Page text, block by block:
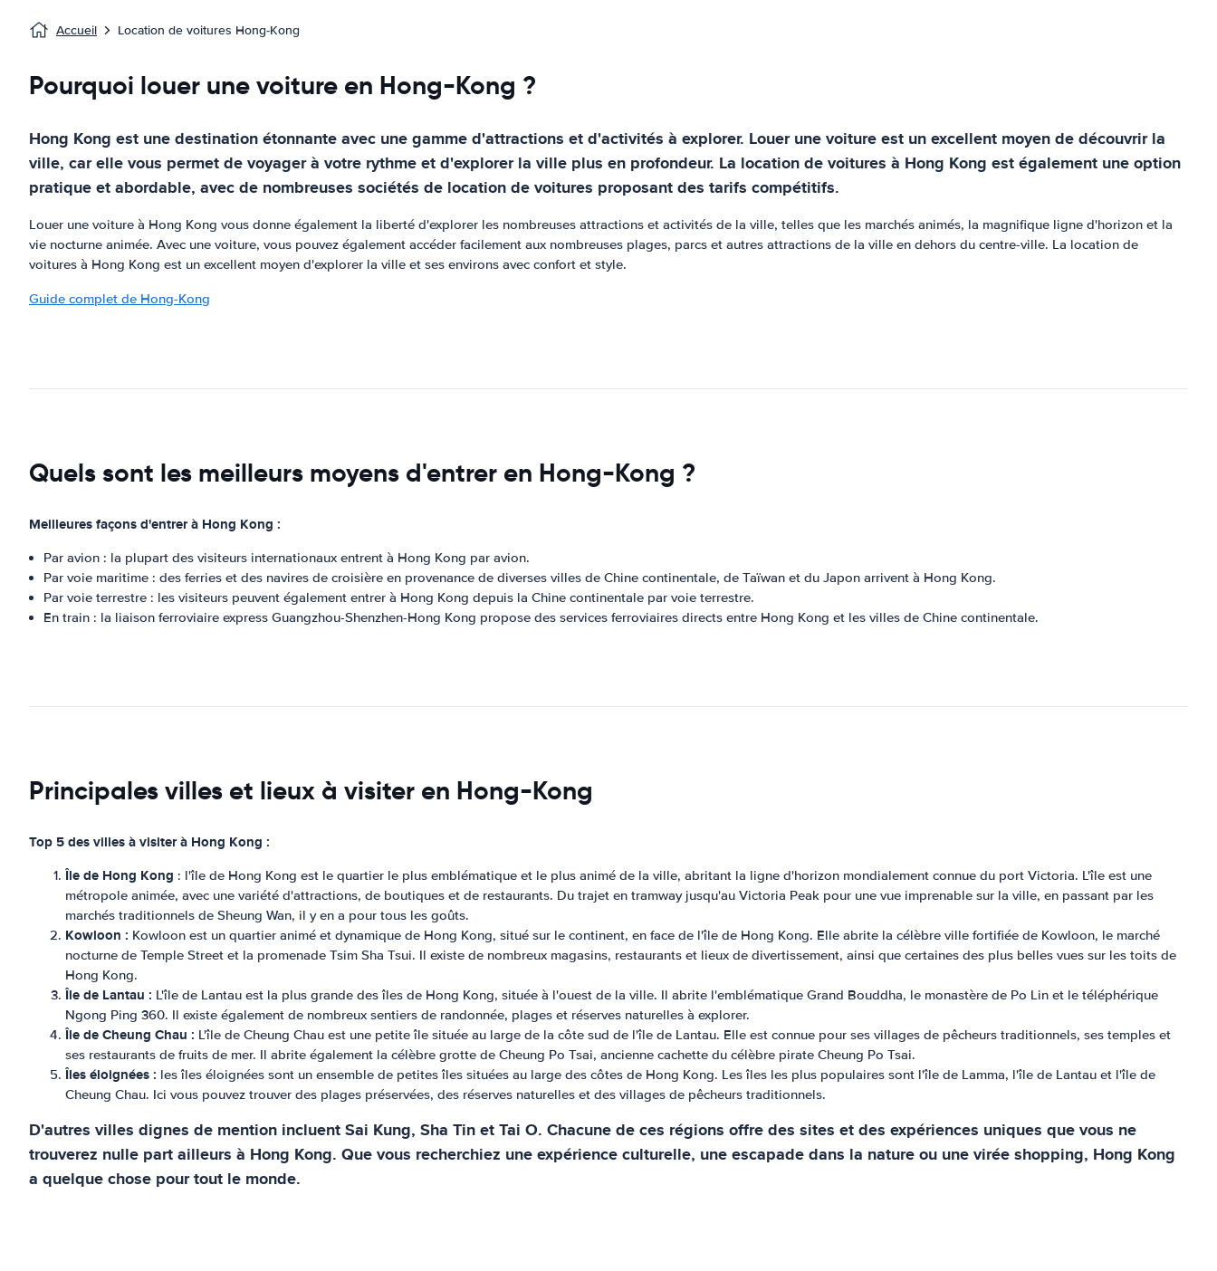
Accueil Location de voitures Hong-Kong
Pourquoi louer une voiture en Hong-Kong ?
Hong Kong est une destination étonnante avec une gamme d'attractions et d'activités à explorer. Louer une voiture est un excellent moyen de découvrir la
ville, car elle vous permet de voyager à votre rythme et d'explorer la ville plus en profondeur. La location de voitures à Hong Kong est également une option
pratique et abordable, avec de nombreuses sociétés de location de voitures proposant des tarifs compétitifs.
Louer une voiture à Hong Kong vous donne également la liberté d'explorer les nombreuses attractions et activités de la ville, telles que les marchés animés, la magnifique ligne d'horizon et la
vie nocturne animée. Avec une voiture, vous pouvez également accéder facilement aux nombreuses plages, parcs et autres attractions de la ville en dehors du centre-ville. La location de
voitures à Hong Kong est un excellent moyen d'explorer la ville et ses environs avec confort et style.
Guide complet de Hong-Kong
Quels sont les meilleurs moyens d'entrer en Hong-Kong ?
Meilleures façons d'entrer à Hong Kong :
Par avion : la plupart des visiteurs internationaux entrent à Hong Kong par avion.
Par voie maritime : des ferries et des navires de croisière en provenance de diverses villes de Chine continentale, de Taïwan et du Japon arrivent à Hong Kong.
Par voie terrestre : les visiteurs peuvent également entrer à Hong Kong depuis la Chine continentale par voie terrestre.
En train : la liaison ferroviaire express Guangzhou-Shenzhen-Hong Kong propose des services ferroviaires directs entre Hong Kong et les villes de Chine continentale.
Principales villes et lieux à visiter en Hong-Kong
Top 5 des villes à visiter à Hong Kong :
Île de Hong Kong : l'île de Hong Kong est le quartier le plus emblématique et le plus animé de la ville, abritant la ligne d'horizon mondialement connue du port Victoria. L'île est une
métropole animée, avec une variété d'attractions, de boutiques et de restaurants. Du trajet en tramway jusqu'au Victoria Peak pour une vue imprenable sur la ville, en passant par les
marchés traditionnels de Sheung Wan, il y en a pour tous les goûts.
Kowloon : Kowloon est un quartier animé et dynamique de Hong Kong, situé sur le continent, en face de l'île de Hong Kong. Elle abrite la célèbre ville fortifiée de Kowloon, le marché
nocturne de Temple Street et la promenade Tsim Sha Tsui. Il existe de nombreux magasins, restaurants et lieux de divertissement, ainsi que certaines des plus belles vues sur les toits de
Hong Kong.
Île de Lantau : L'île de Lantau est la plus grande des îles de Hong Kong, située à l'ouest de la ville. Il abrite l'emblématique Grand Bouddha, le monastère de Po Lin et le téléphérique
Ngong Ping 360. Il existe également de nombreux sentiers de randonnée, plages et réserves naturelles à explorer.
Île de Cheung Chau : L'île de Cheung Chau est une petite île située au large de la côte sud de l'île de Lantau. Elle est connue pour ses villages de pêcheurs traditionnels, ses temples et
ses restaurants de fruits de mer. Il abrite également la célèbre grotte de Cheung Po Tsai, ancienne cachette du célèbre pirate Cheung Po Tsai.
Îles éloignées : les îles éloignées sont un ensemble de petites îles situées au large des côtes de Hong Kong. Les îles les plus populaires sont l'île de Lamma, l'île de Lantau et l'île de
Cheung Chau. Ici vous pouvez trouver des plages préservées, des réserves naturelles et des villages de pêcheurs traditionnels.
D'autres villes dignes de mention incluent Sai Kung, Sha Tin et Tai O. Chacune de ces régions offre des sites et des expériences uniques que vous ne
trouverez nulle part ailleurs à Hong Kong. Que vous recherchiez une expérience culturelle, une escapade dans la nature ou une virée shopping, Hong Kong
a quelque chose pour tout le monde.